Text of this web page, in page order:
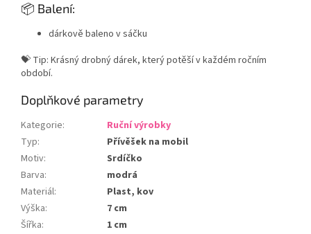
📦 Balení:
dárkově baleno v sáčku
💝 Tip: Krásný drobný dárek, který potěší v každém ročním
období.
Doplňkové parametry
Kategorie:
Ruční výrobky
Typ:
Přívěšek na mobil
Motiv:
Srdíčko
Barva:
modrá
Materiál:
Plast, kov
Výška:
7 cm
Šířka:
1 cm